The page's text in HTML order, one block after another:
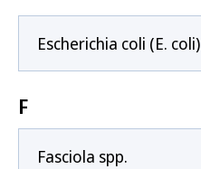
Escherichia coli (E. coli)
F
Fasciola spp.